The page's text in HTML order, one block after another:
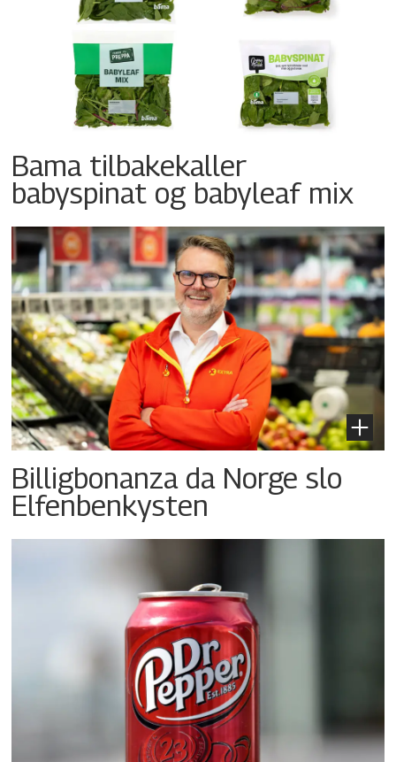
Bama tilbakekaller
babyspinat og babyleaf mix
Billigbonanza da Norge slo
Elfenbenkysten